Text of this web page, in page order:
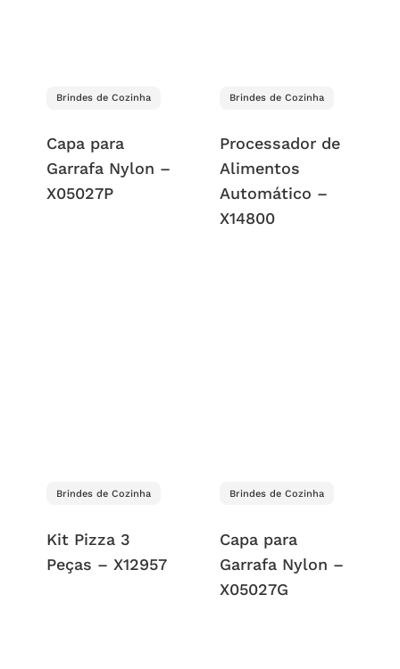
Brindes de Cozinha
Capa para
Garrafa Nylon –
X05027P
Brindes de Cozinha
Processador de
Alimentos
Automático –
X14800
Brindes de Cozinha
Kit Pizza 3
Peças – X12957
Brindes de Cozinha
Capa para
Garrafa Nylon –
X05027G